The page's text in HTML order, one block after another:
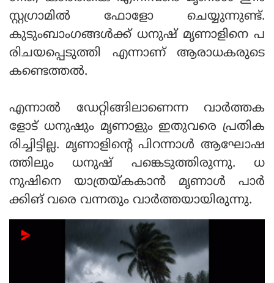
സ്റ്റഗ്രാമിൽ ഫോളോ ചെയ്യുന്നുണ്ട്.
കുടുംബാംഗങ്ങൾക്ക് ധനുഷ് മൃണാളിനെ പ
രിചയപ്പെടുത്തി എന്നാണ് ആരാധകരുടെ
കണ്ടെത്തൽ.
എന്നാൽ ഡേറ്റിങ്ങിലാണെന്ന വാർത്തക
ളോട് ധനുഷും മൃണാളും ഇതുവരെ പ്രതിക
രിച്ചിട്ടില്ല. മൃണാളിന്റെ പിറന്നാൾ ആഘോഷ
ത്തിലും ധനുഷ് പങ്കെടുത്തിരുന്നു. ധ
നുഷിനെ യാത്രയ്കകാൻ മൃണാൾ പാർ
ക്കിങ് വരെ വന്നതും വാർത്തയായിരുന്നു.